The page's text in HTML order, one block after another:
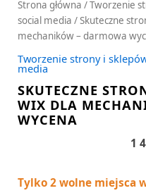
Strona główna /Tworzenie
social media / Skuteczne
mechaników – darmowa
Tworzenie strony i
media
SKUTECZNE
WIX DLA
WYCENA
1
Tylko 2 wolne miejsca